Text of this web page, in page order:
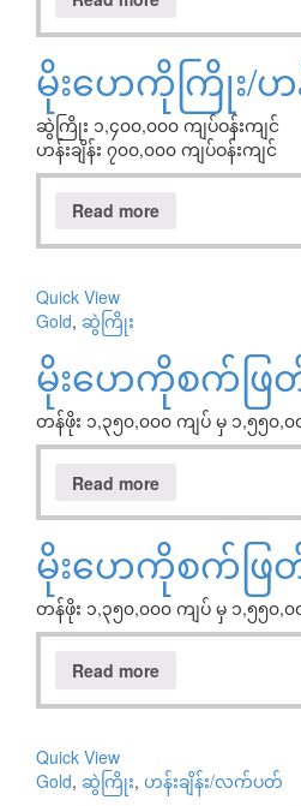
မိုးဟေကိုကြိုး/ဟန်
ဆွဲကြိုး ၁,၄၀၀,၀၀၀ ကျပ်ဝန်းကျင်
ဟန်းချိန်း ၇၀၀,၀၀၀ ကျပ်ဝန်းကျင်
Read more
Quick View
Gold, ဆွဲကြိုး
မိုးဟေကိုစက်ဖြ
တန်ဖိုး ၁,၃၅၀,၀၀၀ ကျပ် မှ ၁,၅၅၀,၀
Read more
မိုးဟေကိုစက်ဖြ
တန်ဖိုး ၁,၃၅၀,၀၀၀ ကျပ် မှ ၁,၅၅၀,၀
Read more
Quick View
Gold, ဆွဲကြိုး, ဟန်းချိန်း/လက်ပတ်